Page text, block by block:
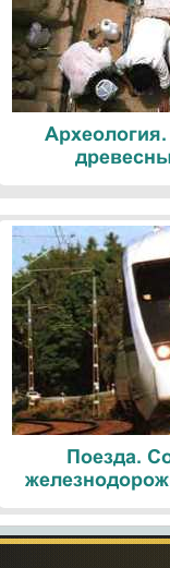
Поезда.